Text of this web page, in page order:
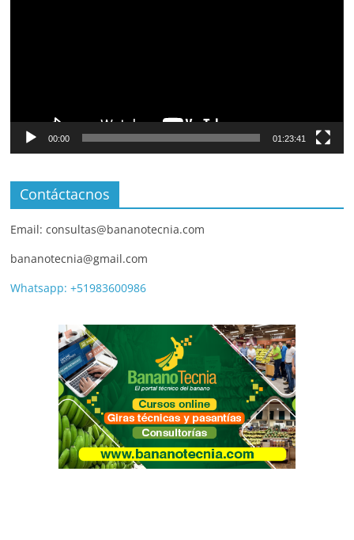
00:00 01:23:41
Contáctacnos
Email: consultas@bananotecnia.com
bananotecnia@gmail.com
Whatsapp: +51983600986